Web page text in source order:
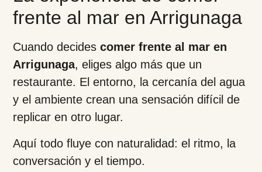
frente al mar en Arrigunaga
Cuando decidescomer frente al mar en
Arrigunaga, eliges algo más que un
restaurante. El entorno, la cercanía del agua
y el ambiente crean una sensación difícil de
replicar en otro lugar.
Aquí todo fluye con naturalidad: el ritmo, la
conversación y el tiempo.